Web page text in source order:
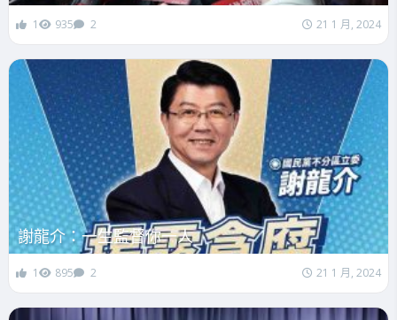
1 935 2 21 1 月, 2024
謝龍介：一生監督你一人
1 895 2 21 1 月, 2024